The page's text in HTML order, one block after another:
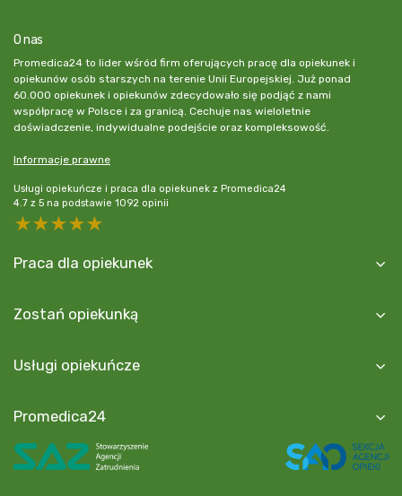
O nas
Promedica24 to lider wśród firm oferujących pracę dla opiekunek i
opiekunów osób starszych na terenie Unii Europejskiej. Już ponad
60.000 opiekunek i opiekunów zdecydowało się podjąć z nami
współpracę w Polsce i za granicą. Cechuje nas wieloletnie
doświadczenie, indywidualne podejście oraz kompleksowość.
Informacje prawne
Usługi opiekuńcze i praca dla opiekunek z Promedica24
4.7 z 5 na podstawie 1092 opinii
5 stars
4 stars
3 stars
2 stars
Praca dla opiekunek
Zostań opiekunką
Usługi opiekuńcze
Promedica24